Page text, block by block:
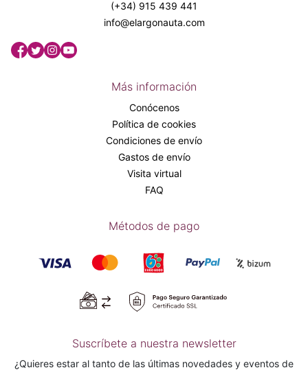
(+34) 915 439 441
info@elargonauta.com
Más información
Conócenos
Política de cookies
Condiciones de envío
Gastos de envío
Visita virtual
FAQ
Métodos de pago
Suscríbete a nuestra newsletter
¿Quieres estar al tanto de las últimas novedades y eventos de